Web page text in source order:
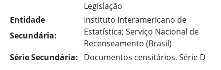
Legislação
Entidade
Secundária:
Instituto Interamericano de
Estatística; Serviço Nacional de
Recenseamento (Brasil)
Série Secundária:
Documentos censitários. Série D